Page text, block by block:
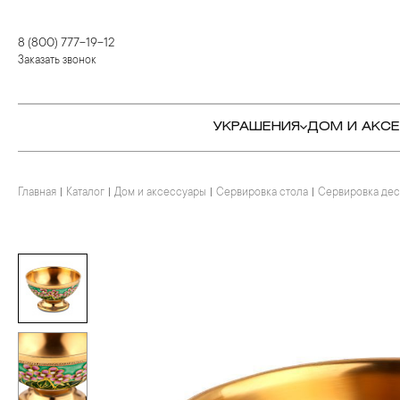
8 (800) 777-19-12
Заказать звонок
УКРАШЕНИЯ
КОЛЬЦА
ПОДВЕСКИ И КРЕСТЫ
БРОШИ
КОЛЬЕ
ЦЕПИ
ДОМ И
СТОЛОВЫЕ ПРИБОРЫ
ДЛЯ ЧАЯ
ДЛЯ КОФЕ
БАР
ДЕТЯМ
КОЛЬЦА
БРАСЛЕТЫ
КОЛЬЕ И ПОДВЕСКИ
БРОШИ
КАМНЕРЕЗНОЕ
ИСКУССТВО
Главная Каталог Дом и аксессуары Сервировка стола Сервировка